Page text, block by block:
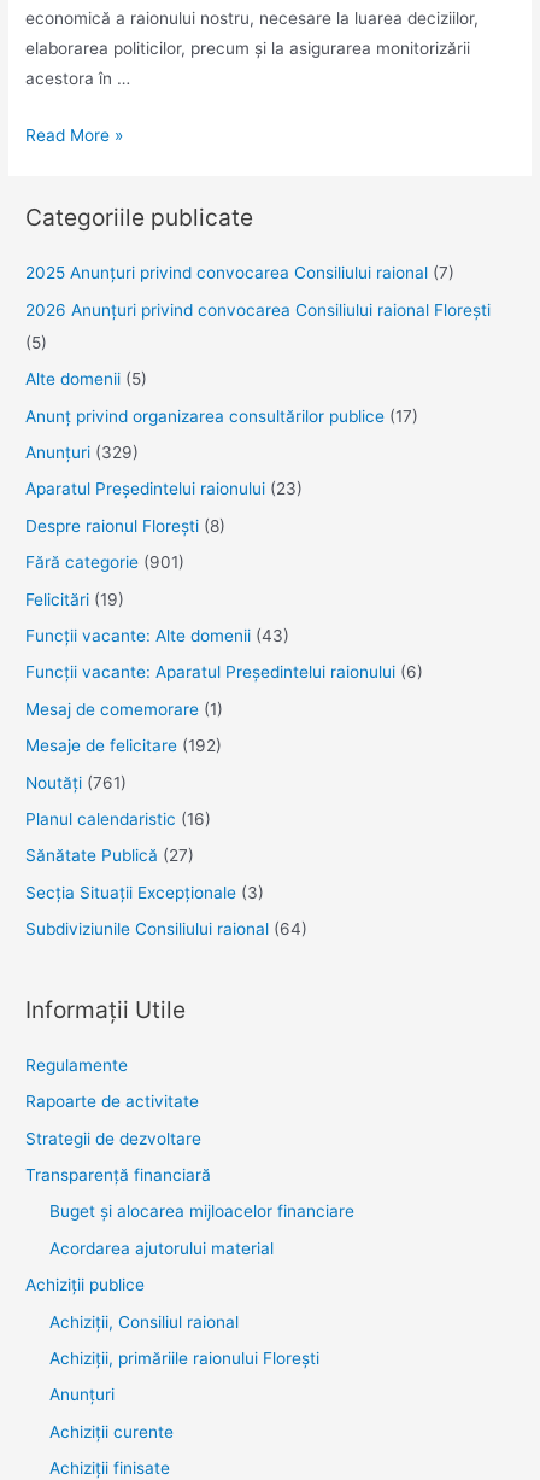
economică a raionului nostru, necesare la luarea deciziilor,
elaborarea politicilor, precum şi la asigurarea monitorizării
acestora în …
Ziua
Statisticii
Read More »
Categoriile publicate
2025 Anunţuri privind convocarea Consiliului raional (7)
2026 Anunțuri privind convocarea Consiliului raional Florești
(5)
Alte domenii (5)
Anunţ privind organizarea consultărilor publice (17)
Anunţuri (329)
Aparatul Preşedintelui raionului (23)
Despre raionul Floreşti (8)
Fără categorie (901)
Felicitări (19)
Funcţii vacante: Alte domenii (43)
Funcții vacante: Aparatul Președintelui raionului (6)
Mesaj de comemorare (1)
Mesaje de felicitare (192)
Noutăţi (761)
Planul calendaristic (16)
Sănătate Publică (27)
Secția Situații Excepționale (3)
Subdiviziunile Consiliului raional (64)
Informații Utile
Regulamente
Rapoarte de activitate
Strategii de dezvoltare
Transparenţă financiară
Buget și alocarea mijloacelor financiare
Acordarea ajutorului material
Achiziţii publice
Achiziții, Consiliul raional
Achiziții, primăriile raionului Florești
Anunțuri
Achiziții curente
Achiziții finisate